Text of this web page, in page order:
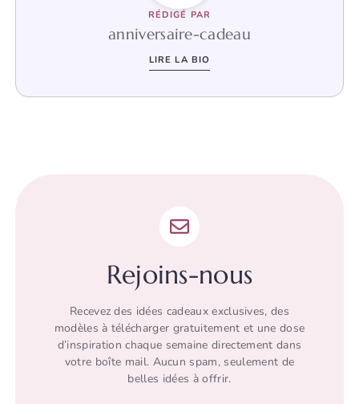
RÉDIGÉ PAR
anniversaire-cadeau
LIRE LA BIO
Rejoins-nous
Recevez des idées cadeaux exclusives, des
modèles à télécharger gratuitement et une dose
d’inspiration chaque semaine directement dans
votre boîte mail. Aucun spam, seulement de
belles idées à offrir.